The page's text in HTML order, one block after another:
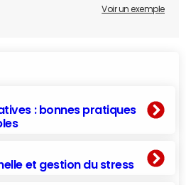
Voir un exemple
: bonnes pratiques
et gestion du stress